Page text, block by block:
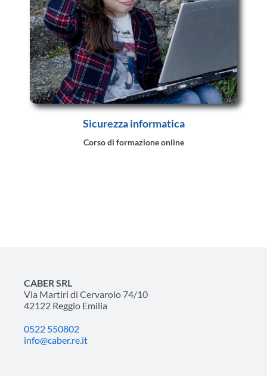
Sicurezza informatica
Corso di formazione online
CABER SRL
Via Martiri di Cervarolo 74/10
42122 Reggio Emilia
0522 550802
info@caber.re.it